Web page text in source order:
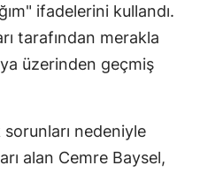
Kastamonu
Kayseri
Kırşehir
Kocaeli
ifadelerini kullandı.
tarafından merakla
üzerinden geçmiş
sorunları nedeniyle
alan Cemre Baysel,